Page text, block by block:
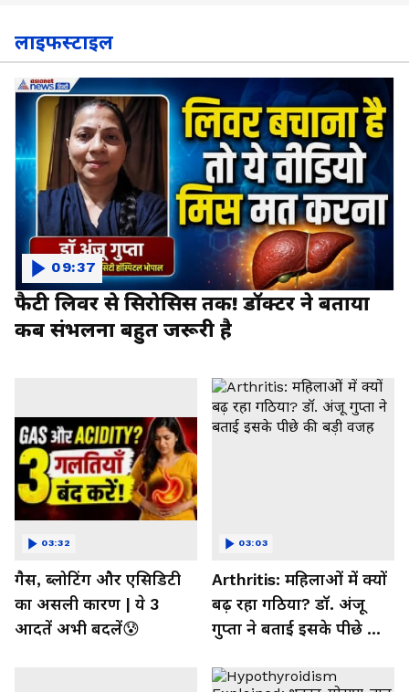
लाइफस्टाइल
फैटी लिवर से सिरोसिस तक! डॉक्टर ने बताया
कब संभलना बहुत जरूरी है
09:37
गैस, ब्लोटिंग और एसिडिटी
का असली कारण | ये 3
आदतें अभी बदलें😰
03:32
Arthritis: महिलाओं में क्यों
बढ़ रहा गठिया? डॉ. अंजू
गुप्ता ने बताई इसके पीछे की
03:03